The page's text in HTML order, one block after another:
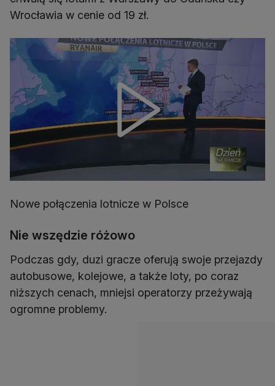
Wrocławia w cenie od 19 zł.
Nowe połączenia lotnicze w Polsce
Nie wszędzie różowo
Podczas gdy, duzi gracze oferują swoje przejazdy
autobusowe, kolejowe, a także loty, po coraz
niższych cenach, mniejsi operatorzy przeżywają
ogromne problemy.